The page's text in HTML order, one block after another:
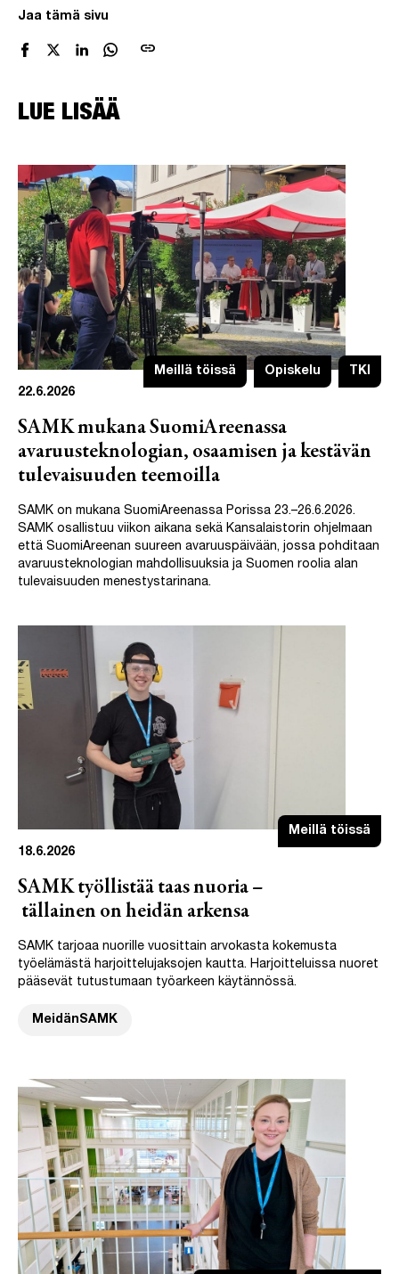
Jaa tämä sivu
link
LUE LISÄÄ
Meillä töissä Opiskelu
TKI
22.6.2026
SAMK mukana SuomiAreenassa
avaruusteknologian, osaamisen ja kestävän
tulevaisuuden teemoilla
SAMK on mukana SuomiAreenassa Porissa 23.–26.6.2026.
SAMK osallistuu viikon aikana sekä Kansalaistorin ohjelmaan
että SuomiAreenan suureen avaruuspäivään, jossa pohditaan
avaruusteknologian mahdollisuuksia ja Suomen roolia alan
tulevaisuuden menestystarinana.
Meillä töissä
18.6.2026
SAMK työllistää taas nuoria –
tällainen on heidän arkensa
SAMK tarjoaa nuorille vuosittain arvokasta kokemusta
työelämästä harjoittelujaksojen kautta. Harjoitteluissa nuoret
pääsevät tutustumaan työarkeen käytännössä.
MeidänSAMK